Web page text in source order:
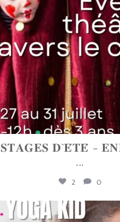
𝐒𝐓𝐀𝐆𝐄𝐒 𝐃`𝐄́𝐓𝐄́ -
...
2 0